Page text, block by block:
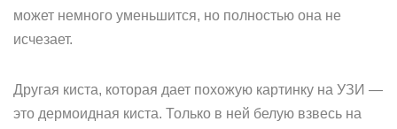
может немного уменьшится, но полностью она не
исчезает.
Другая киста, которая дает похожую картинку на УЗИ —
это дермоидная киста. Только в ней белую взвесь на